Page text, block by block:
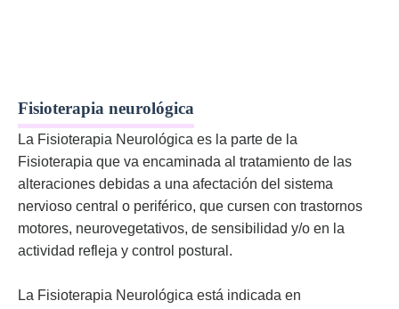
Fisioterapia neurológica
La Fisioterapia Neurológica es la parte de la
Fisioterapia que va encaminada al tratamiento de las
alteraciones debidas a una afectación del sistema
nervioso central o periférico, que cursen con trastornos
motores, neurovegetativos, de sensibilidad y/o en la
actividad refleja y control postural.
La Fisioterapia Neurológica está indicada en